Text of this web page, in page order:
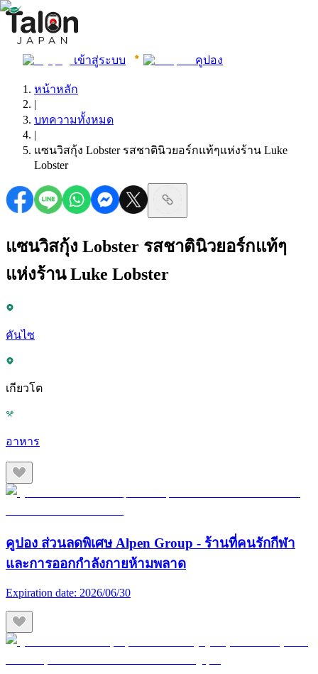
เข้าสู่ระบบ คูปอง
หน้าหลัก
|
บทความทั้งหมด
|
แซนวิสกุ้ง Lobster รสชาตินิวยอร์กแท้ๆแห่งร้าน Luke
Lobster
แซนวิสกุ้ง Lobster รสชาตินิวยอร์กแท้ๆ
แห่งร้าน Luke Lobster
คันไซ
เกียวโต
อาหาร
คูปอง ส่วนลดพิเศษ Alpen Group - ร้านที่คนรักกีฬา
และการออกกำลังกายห้ามพลาด
Expiration date: 2026/06/30